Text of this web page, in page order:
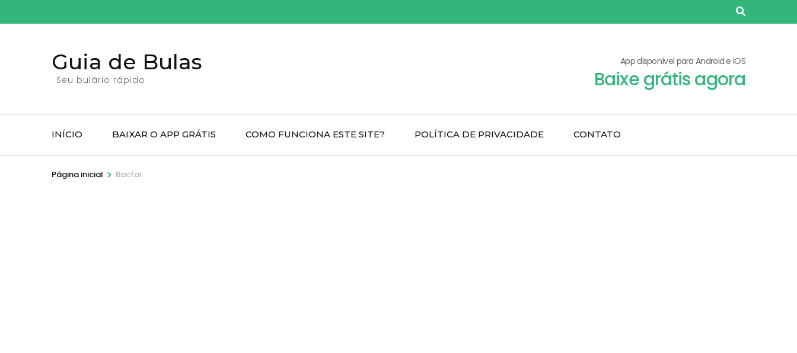
para
Guia de Bulas
Seu bulário rápido
App disponível para Android e iOS
Baixe grátis agora
INÍCIO BAIXAR O APP GRÁTIS COMO FUNCIONA ESTE SITE? POLÍTICA DE PRIVACIDADE CONTATO
Página inicial > Bacfar